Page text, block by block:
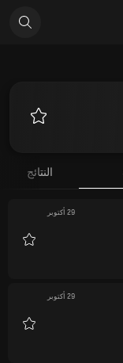
النتائج
29 أكتوبر
29 أكتوبر